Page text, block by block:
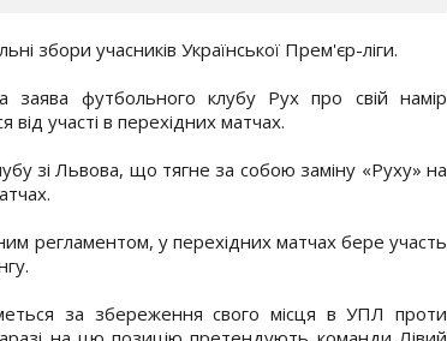
збори учасників Української Прем'єр-ліги.
заява футбольного клубу Рух про свій намір
від участі в перехідних матчах.
зі Львова, що тягне за собою заміну «Руху» на
регламентом, у перехідних матчах бере участь
за збереження свого місця в УПЛ проти